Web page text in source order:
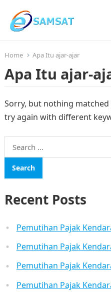
Home Apa Itu ajar-ajar
Apa Itu ajar-
Sorry, but nothing
try again with different
Search
for:
Recent Posts
Pemutihan Pajak
Pemutihan Pajak
Pemutihan Pajak
Pemutihan Pajak